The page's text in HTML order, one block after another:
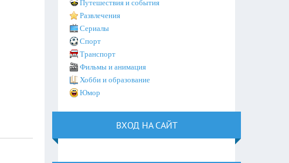
Путешествия и события
Развлечения
Сериалы
Спорт
Транспорт
Фильмы и анимация
Хобби и образование
Юмор
ВХОД НА САЙТ